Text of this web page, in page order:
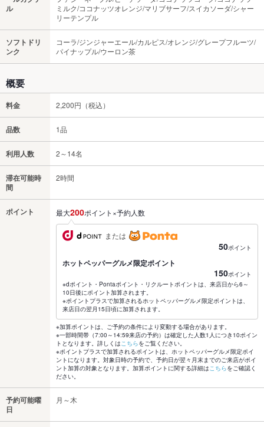
ル
ミルク/ココナッツオレンジ/マリブサーフ/スイカソーダ/シャー
リーテンプル
ソフトドリ
ンク
コーラ/ジンジャーエール/カルピス/オレンジ/グレープフルーツ/
パイナップル/ウーロン茶
概要
料金 2,200円（税込）
品数 1品
利用人数 2～14名
滞在可能時
間
2時間
ポイント 最大200ポイント×予約人数
または
50ポイント
ホットペッパーグルメ限定ポイント
150ポイント
※dポイント・Pontaポイント・リクルートポイントは、来店日から6～
10日後にポイント加算されます。
※ポイントプラスで加算されるホットペッパーグルメ限定ポイントは、
来店日の翌月15日頃に加算されます。
※加算ポイントは、ご予約の条件により変動する場合があります。
※一部時間帯（7:00～14:59来店の予約）は確定した人数1人につき10ポイン
トとなります。詳しくはこちらをご覧ください。
※ポイントプラスで加算されるポイントは、ホットペッパーグルメ限定ポイ
ントになります。対象日時の予約で、予約日が翌々月末までのご来店がポイ
ント加算の対象となります。加算ポイントに関する詳細はこちらをご確認く
ださい。
予約可能曜
日
月～木